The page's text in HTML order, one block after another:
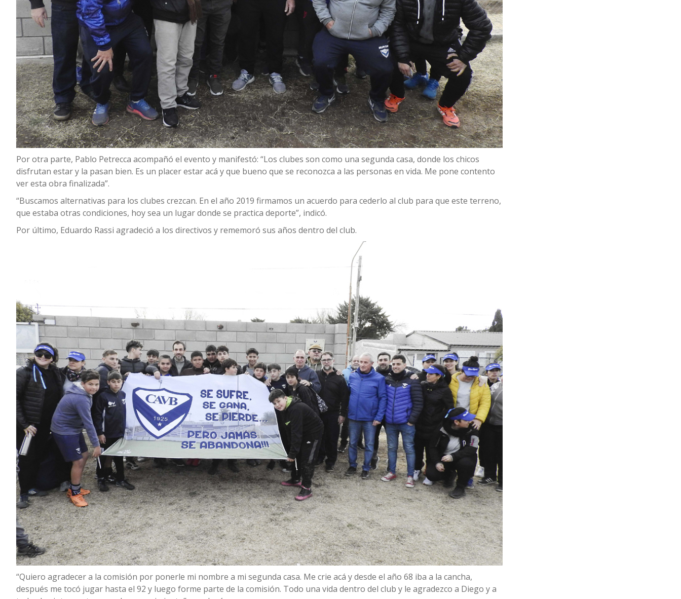
Por otra parte, Pablo Petrecca acompañó el evento y manifestó: “Los clubes son como una segunda casa, donde los chicos
disfrutan estar y la pasan bien. Es un placer estar acá y que bueno que se reconozca a las personas en vida. Me pone contento
ver esta obra finalizada”.
“Buscamos alternativas para los clubes crezcan. En el año 2019 firmamos un acuerdo para cederlo al club para que este terreno,
que estaba otras condiciones, hoy sea un lugar donde se practica deporte”, indicó.
Por último, Eduardo Rassi agradeció a los directivos y rememoró sus años dentro del club.
“Quiero agradecer a la comisión por ponerle mi nombre a mi segunda casa. Me crie acá y desde el año 68 iba a la cancha,
después me tocó jugar hasta el 92 y luego forme parte de la comisión. Todo una vida dentro del club y le agradezco a Diego y a